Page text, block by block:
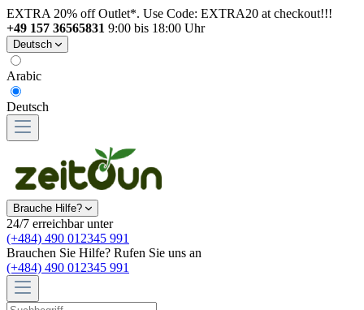
EXTRA 20% off Outlet*. Use Code: EXTRA20 at checkout!!!
+49 157 36565831 9:00 bis 18:00 Uhr
Deutsch
Arabic
Deutsch
Brauche Hilfe?
24/7 erreichbar unter
(+484) 490 012345 991
Brauchen Sie Hilfe? Rufen Sie uns an
(+484) 490 012345 991